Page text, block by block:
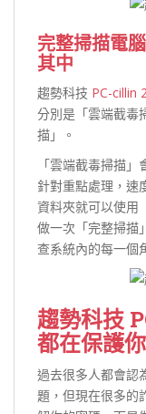
完整掃描電
其中
趨勢科技 PC-cillin
分別是「雲端截毒
描」。
「雲端截毒掃描
針對重點處理，速
資料夾就可以使用
做一次「完整掃描
查系統內的每一個
趨勢科技
都在保護
過去很多人都會認
題，但現在很多的